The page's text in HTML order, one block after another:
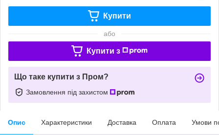
Купити
або
Купити з
Що таке купити з Пром?
Замовлення під захистом
Опис Характеристики Доставка Оплата Умови